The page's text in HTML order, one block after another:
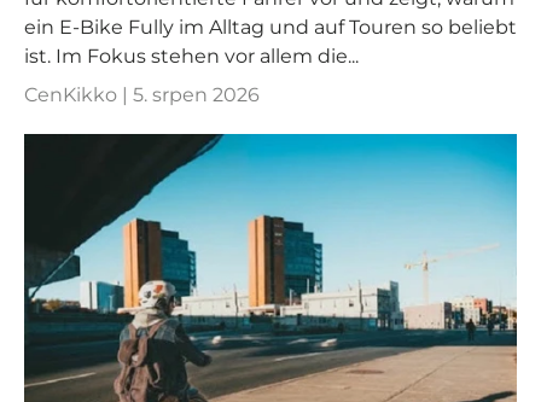
ein E-Bike Fully im Alltag und auf Touren so beliebt
ist. Im Fokus stehen vor allem die...
CenKikko | 5. srpen 2026